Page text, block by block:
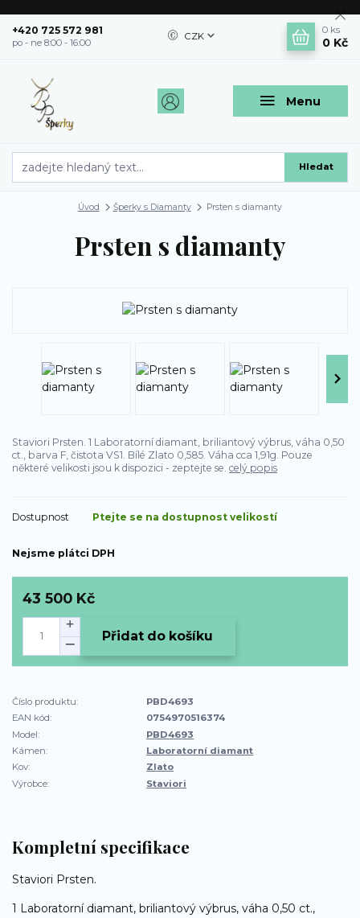
Menu
CZK
Hledat
+420 725 572 981
po - ne 8:00 - 16:00
0 ks
0 Kč
Úvod Šperky s Diamanty Prsten s diamanty
Prsten s diamanty
Staviori Prsten. 1 Laboratorní diamant, briliantový výbrus, váha 0,50
ct., barva F, čistota VS1. Bílé Zlato 0,585. Váha cca 1,91g. Pouze
některé velikosti jsou k dispozici - zeptejte se. celý popis
Dostupnost Ptejte se na dostupnost velikostí
Nejsme plátci DPH
43 500 Kč
Přidat do košíku
Číslo produktu:
PBD4693
EAN kód:
0754970516374
Model:
PBD4693
Kámen:
Laboratorní diamant
Kov:
Zlato
Výrobce:
Staviori
Kompletní specifikace
Staviori Prsten.
1 Laboratorní diamant, briliantový výbrus, váha 0,50 ct.,